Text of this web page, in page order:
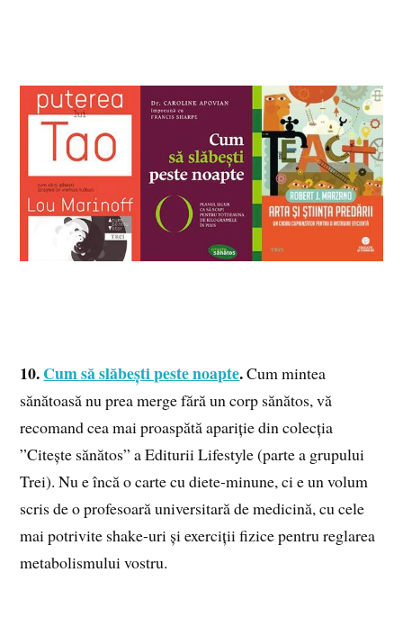
10.Cum să slăbești peste noapte.Cum mintea
sănătoasă nu prea merge fără un corp sănătos, vă
recomand cea mai proaspătă apariție din colecția
”Citește sănătos” a Editurii Lifestyle (parte a grupului
Trei). Nu e încă o carte cu diete-minune, ci e un volum
scris de o profesoară universitară de medicină, cu cele
mai potrivite shake-uri și exerciții fizice pentru reglarea
metabolismului vostru.